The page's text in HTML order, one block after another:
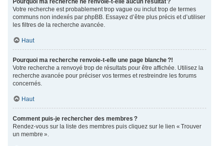
Pourquoi ma recherche ne renvoie-t-elle aucun résultat ?
Votre recherche est probablement trop vague ou inclut trop de termes
communs non indexés par phpBB. Essayez d’être plus précis et d’utiliser
les filtres de la recherche avancée.
Haut
Pourquoi ma recherche renvoie-t-elle une page blanche ?!
Votre recherche a renvoyé trop de résultats pour être affichée. Utilisez la
recherche avancée pour préciser vos termes et restreindre les forums
concernés.
Haut
Comment puis-je rechercher des membres ?
Rendez-vous sur la liste des membres puis cliquez sur le lien « Trouver
un membre ».